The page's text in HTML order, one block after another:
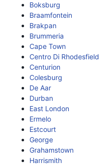
Boksburg
Braamfontein
Brakpan
Brummeria
Cape Town
Centro Di Rhodesfield
Centurion
Colesburg
De Aar
Durban
East London
Ermelo
Estcourt
George
Grahamstown
Harrismith